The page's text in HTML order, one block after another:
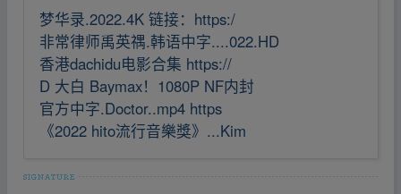
梦华录.2022.4K 链接：https:/
非常律师禹英禑.韩语中字....022.HD
香港dachidu电影合集 https://
D 大白 Baymax！1080P NF内封
官方中字.Doctor..mp4 https
《2022 hito流行音樂獎》...Kim